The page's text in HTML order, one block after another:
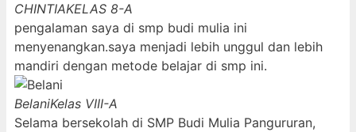
CHINTIAKELAS 8-A
pengalaman saya di smp budi mulia ini
menyenangkan.saya menjadi lebih unggul dan lebih
mandiri dengan metode belajar di smp ini.
BelaniKelas VIII-A
Selama bersekolah di SMP Budi Mulia Pangururan,